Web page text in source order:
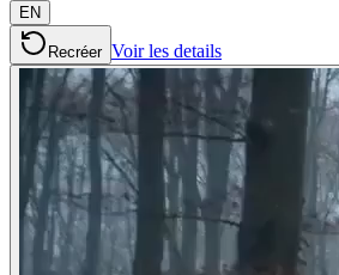
EN
Recréer Voir les details